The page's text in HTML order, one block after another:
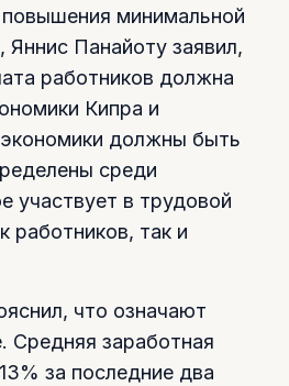
повышения минимальной
Яннис Панайоту заявил,
работников должна
Кипра и
должны быть
среди
участвует в трудовой
работников, так и
что означают
Средняя заработная
за последние два